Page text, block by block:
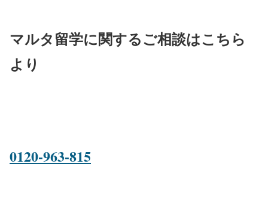
マルタ留学に関するご相談はこちら
より
0120-963-815